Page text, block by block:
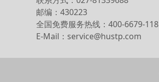
邮编：430223
全国免费服务热线：400-6679-118
E-Mail：service@hustp.com